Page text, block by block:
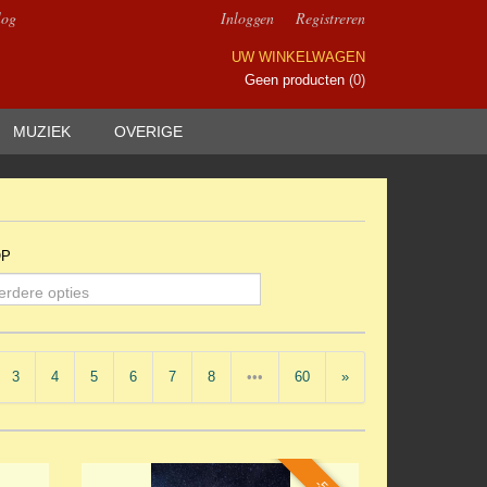
Inloggen Registreren
UW WINKELWAGEN
Geen producten (0)
MUZIEK OVERIGE
opties
3 4 5 6 7 8 ••• 60 »